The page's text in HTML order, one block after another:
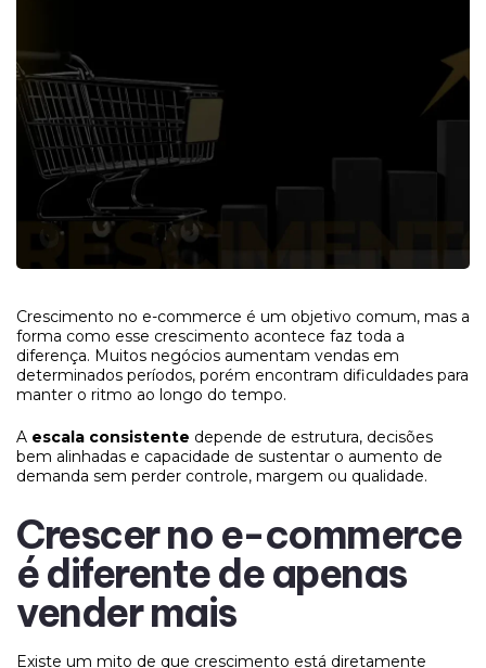
Crescimento no e-commerce é um objetivo comum, mas a
forma como esse crescimento acontece faz toda a
diferença. Muitos negócios aumentam vendas em
determinados períodos, porém encontram dificuldades para
manter o ritmo ao longo do tempo.
A escala consistente depende de estrutura, decisões
bem alinhadas e capacidade de sustentar o aumento de
demanda sem perder controle, margem ou qualidade.
Crescer no e-commerce
é diferente de apenas
vender mais
Existe um mito de que crescimento está diretamente